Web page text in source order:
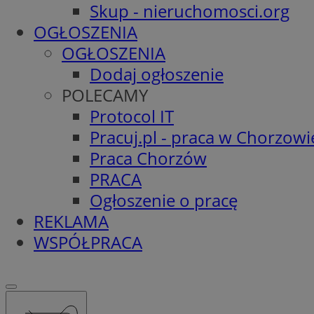
Skup - nieruchomosci.org
OGŁOSZENIA
OGŁOSZENIA
Dodaj ogłoszenie
POLECAMY
Protocol IT
Pracuj.pl - praca w
Praca Chorzów
PRACA
Ogłoszenie o pracę
REKLAMA
WSPÓŁPRACA